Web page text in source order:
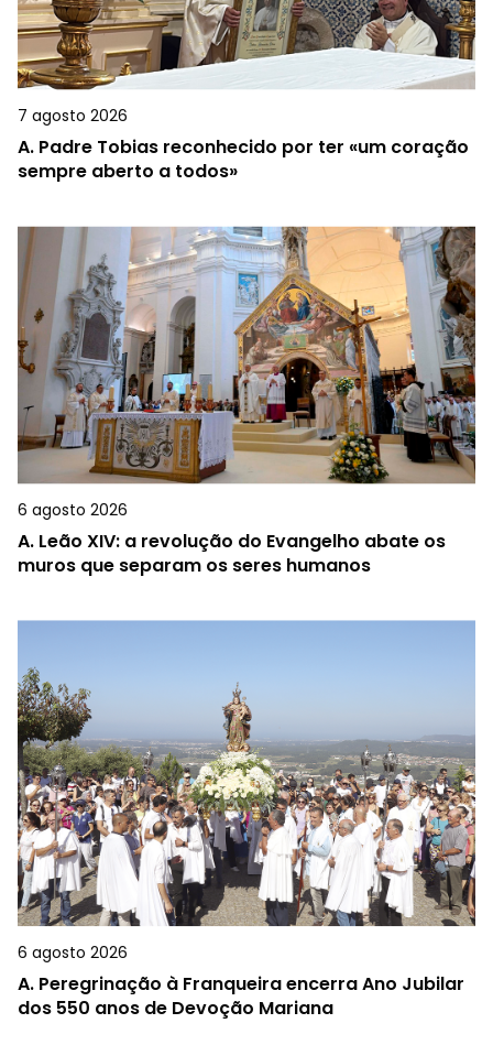
7 agosto 2026
A. Padre Tobias reconhecido por ter «um coração
sempre aberto a todos»
6 agosto 2026
A. Leão XIV: a revolução do Evangelho abate os
muros que separam os seres humanos
6 agosto 2026
A. Peregrinação à Franqueira encerra Ano Jubilar
dos 550 anos de Devoção Mariana